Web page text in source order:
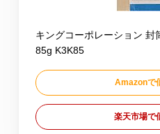
キングコーポレーション 封
85g K3K85
Amazonで
楽天市場で